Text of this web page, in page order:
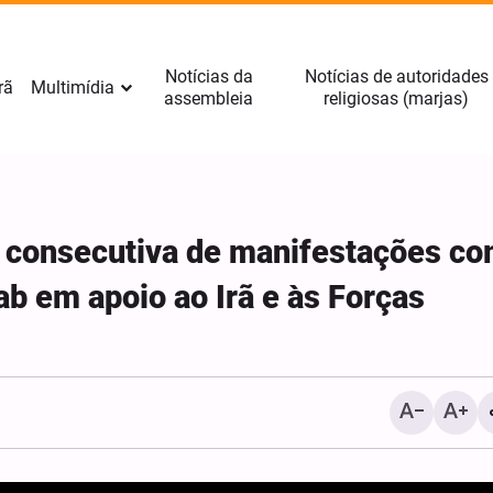
Multimídia
Notícias da
assembleia
Notícias de autoridades
religiosas (marjas)
de manifestações
em apoio ao Irã e às Forças
Kawthar, em Haia, nos